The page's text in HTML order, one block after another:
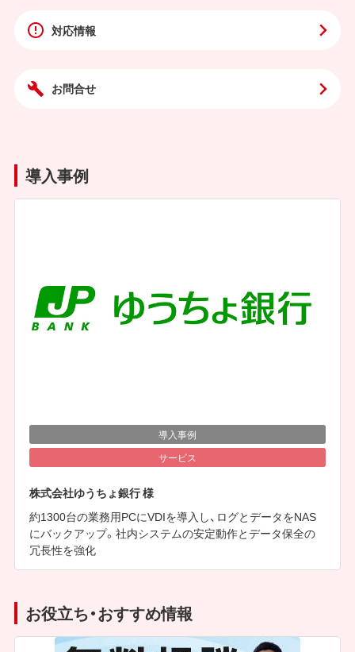
対応情報
お問合せ
導入事例
導入事例
サービス
株式会社ゆうちょ銀行 様
約1300台の業務用PCにVDIを導入し、ログとデータをNAS
にバックアップ。社内システムの安定動作とデータ保全の
冗長性を強化
お役立ち・おすすめ情報